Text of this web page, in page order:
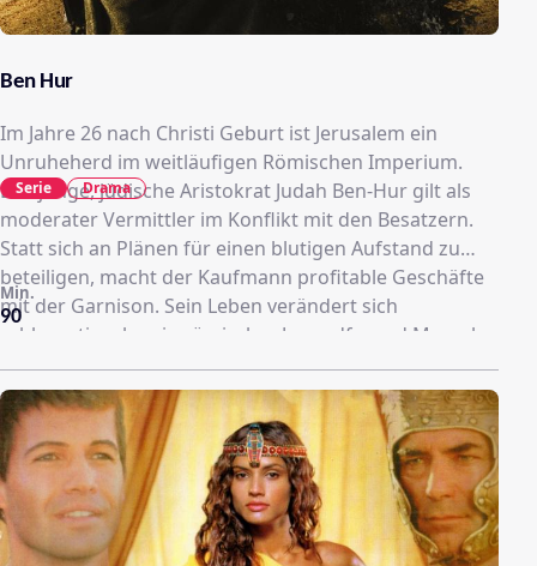
Ben Hur
Im Jahre 26 nach Christi Geburt ist Jerusalem ein
Unruheherd im weitläufigen Römischen Imperium.
Der junge, jüdische Aristokrat Judah Ben-Hur gilt als
moderater Vermittler im Konflikt mit den Besatzern.
Statt sich an Plänen für einen blutigen Aufstand zu
beteiligen, macht der Kaufmann profitable Geschäfte
mit der Garnison. Sein Leben verändert sich
schlagartig, als sein römischer Jugendfreund Messala
als Militär-Tribun des neuen Statthalters Pontius
Pilatus in die Stadt zurückkehrt. Ein harmloser Unfall
wird zum Verhängnis...
90
Min.
Serie Drama